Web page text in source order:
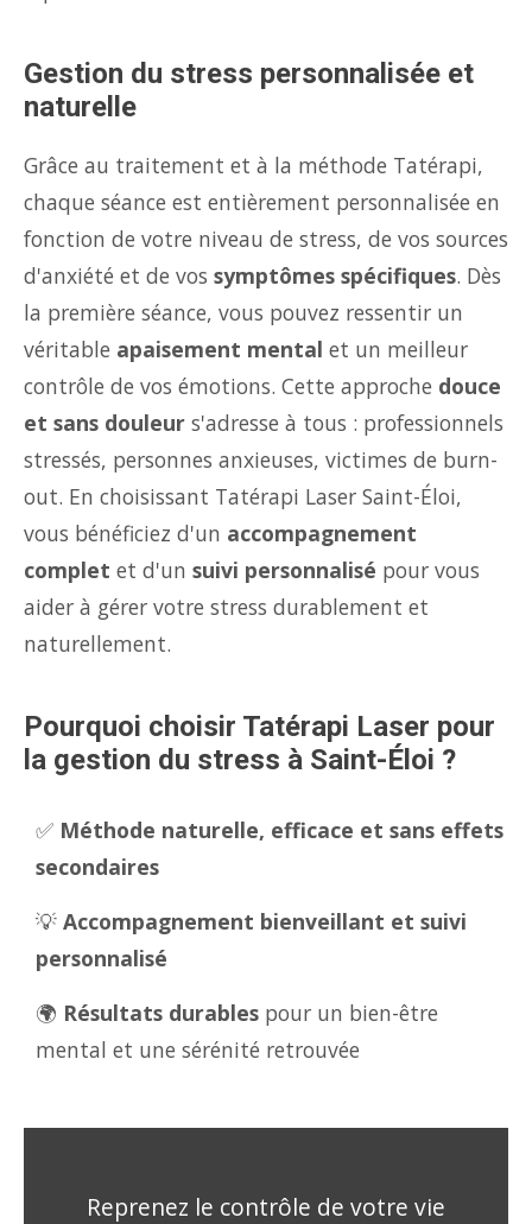
Gestion du stress personnalisée et
naturelle
Grâce au traitement et à la méthode Tatérapi,
chaque séance est entièrement personnalisée en
fonction de votre niveau de stress, de vos sources
d'anxiété et de vos symptômes spécifiques. Dès
la première séance, vous pouvez ressentir un
véritable apaisement mental et un meilleur
contrôle de vos émotions. Cette approche douce
et sans douleur s'adresse à tous : professionnels
stressés, personnes anxieuses, victimes de burn-
out. En choisissant Tatérapi Laser Saint-Éloi,
vous bénéficiez d'un accompagnement
complet et d'un suivi personnalisé pour vous
aider à gérer votre stress durablement et
naturellement.
Pourquoi choisir Tatérapi Laser pour
la gestion du stress à Saint-Éloi ?
✅ Méthode naturelle, efficace et sans effets
secondaires
💡 Accompagnement bienveillant et suivi
personnalisé
🌍 Résultats durables pour un bien-être
mental et une sérénité retrouvée
Reprenez le contrôle de votre vie